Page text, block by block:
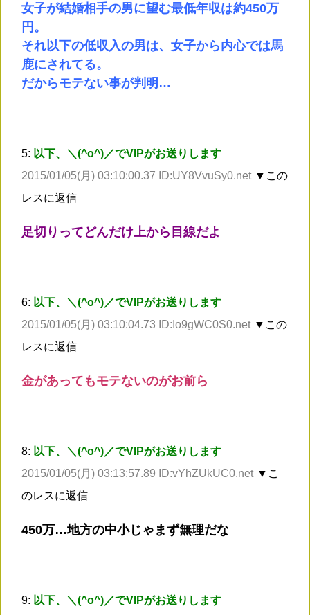
女子が結婚相手の男に望む最低年収は約450万
円。
それ以下の低収入の男は、女子から内心では馬
鹿にされてる。
だからモテない事が判明…
5: 以下、＼(^o^)／でVIPがお送りします
2015/01/05(月) 03:10:00.37 ID:UY8VvuSy0.net ▼この
レスに返信
足切りってどんだけ上から目線だよ
6: 以下、＼(^o^)／でVIPがお送りします
2015/01/05(月) 03:10:04.73 ID:Io9gWC0S0.net ▼この
レスに返信
金があってもモテないのがお前ら
8: 以下、＼(^o^)／でVIPがお送りします
2015/01/05(月) 03:13:57.89 ID:vYhZUkUC0.net ▼こ
のレスに返信
450万…地方の中小じゃまず無理だな
9: 以下、＼(^o^)／でVIPがお送りします